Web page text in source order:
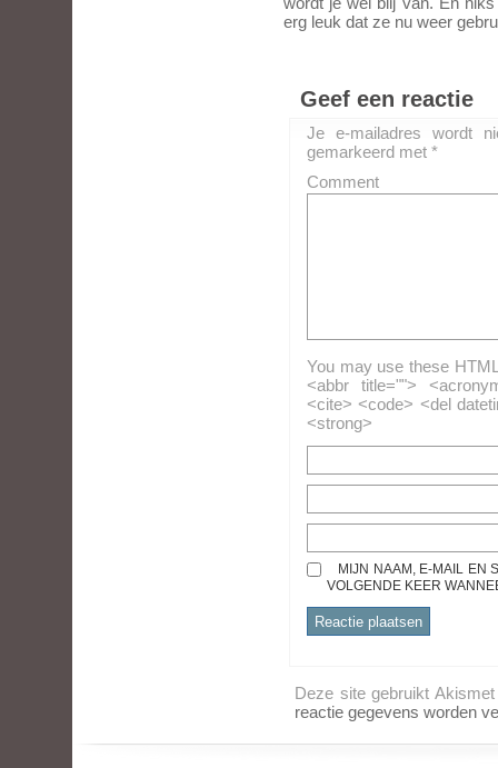
erg leuk dat ze nu weer
Geef een reactie
Je e-mailadres wordt
gemarkeerd met *
Comment
You may use these
<abbr title="">
<cite> <code> <del
<strong>
MIJN NAAM, E-MAIL EN
VOLGENDE KEER
Deze site gebruikt
reactie gegevens worden